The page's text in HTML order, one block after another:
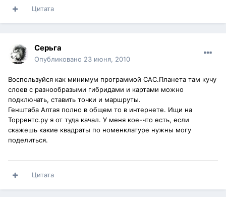
Цитата
Серьга
Опубликовано 23 июня, 2010
Воспользуйся как минимум программой САС.Планета там кучу
слоев с разнообразыми гибридами и картами можно
подключать, ставить точки и маршруты.
Генштаба Алтая полно в общем то в интернете. Ищи на
Торрентс.ру я от туда качал. У меня кое-что есть, если
скажешь какие квадраты по номенклатуре нужны могу
поделиться.
Цитата